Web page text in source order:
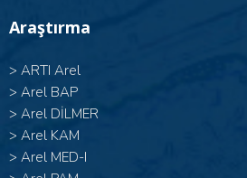
Araştırma
> ARTI Arel
> Arel BAP
> Arel DİLMER
> Arel KAM
> Arel MED-I